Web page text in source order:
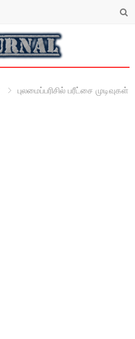
புலமைப்பரிசில் பரீட்சை முடிவுகள்